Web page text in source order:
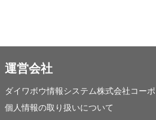
運営会社
ダイワボウ情報システム株式会社コー
個人情報の取り扱いについて